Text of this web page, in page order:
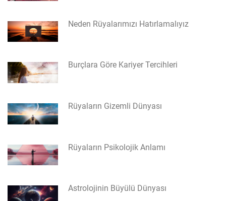
Neden Rüyalarımızı Hatırlamalıyız
Burçlara Göre Kariyer Tercihleri
Rüyaların Gizemli Dünyası
Rüyaların Psikolojik Anlamı
Astrolojinin Büyülü Dünyası